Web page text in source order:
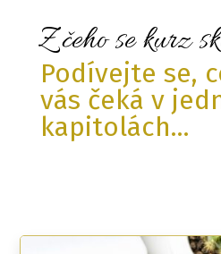
Z čeho se kurz
Podívejte se,
vás čeká v
kapitolách...